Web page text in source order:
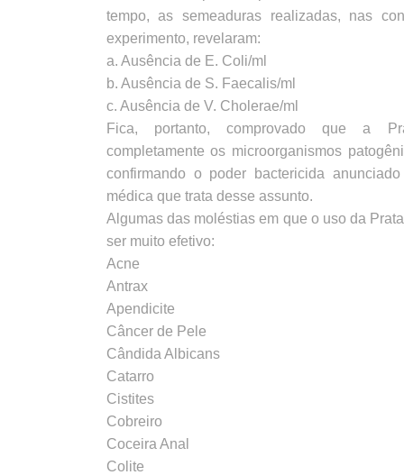
tempo, as semeaduras realizadas, nas
experimento, revelaram:
a. Ausência de E. Coli/ml
b. Ausência de S. Faecalis/ml
c. Ausência de V. Cholerae/ml
Fica, portanto, comprovado que a
completamente os microorganismos
confirmando o poder bactericida
médica que trata desse assunto.
Algumas das moléstias em que o uso da
ser muito efetivo:
Acne
Antrax
Apendicite
Câncer de Pele
Cândida Albicans
Catarro
Cistites
Cobreiro
Coceira Anal
Colite